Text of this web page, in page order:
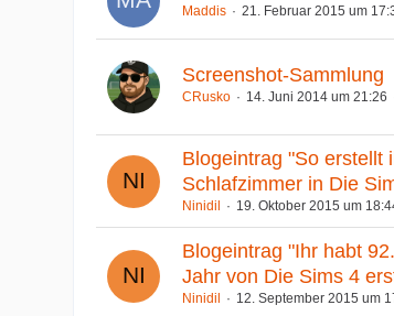
Maddis 21. Februar 2015 um
Screenshot-Sammlung
CRusko 14. Juni 2014 um 21:26
Blogeintrag "So erstellt
Schlafzimmer in Die
Ninidil 19. Oktober 2015 um
Blogeintrag "Ihr habt
Jahr von Die Sims 4
Ninidil 12. September 2015 um